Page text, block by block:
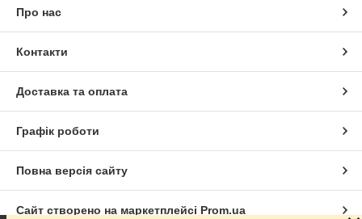
Про нас
Контакти
Доставка та оплата
Графік роботи
Повна версія сайту
Сайт створено на маркетплейсі Prom.ua